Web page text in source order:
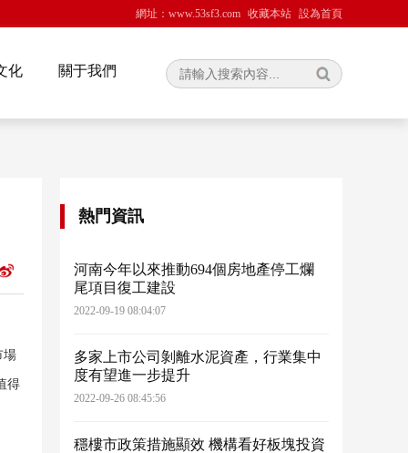
網址：www.53sf3.com 收藏本站 設為首頁
化 關于我們
場
得
熱門資訊
河南今年以來推動694個房地產停工爛
尾項目復工建設
2022-09-19 08:04:07
多家上市公司剝離水泥資產，行業集中
度有望進一步提升
2022-09-26 08:45:56
穩樓市政策措施顯效 機構看好板塊投資